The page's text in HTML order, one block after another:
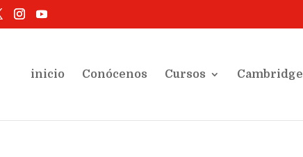
inicio Conócenos Cursos Cambridge